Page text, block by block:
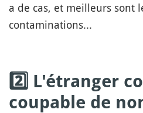
a de cas, et meilleurs sont
contaminations...
2️⃣ L'étranger
coupable de